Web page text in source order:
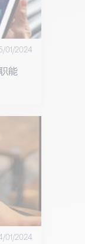
01/2024
能
01/2024